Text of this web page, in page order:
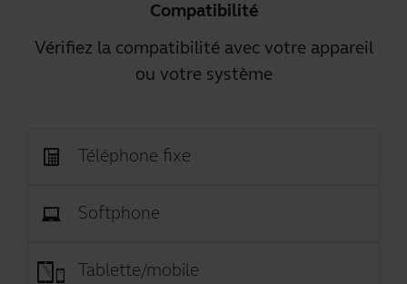
Compatibilité
Vérifiez la compatibilité avec votre appareil
ou votre système
Téléphone fixe
Softphone
Tablette/mobile